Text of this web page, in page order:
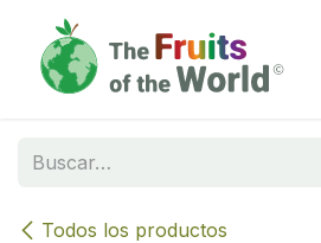
Todos los productos